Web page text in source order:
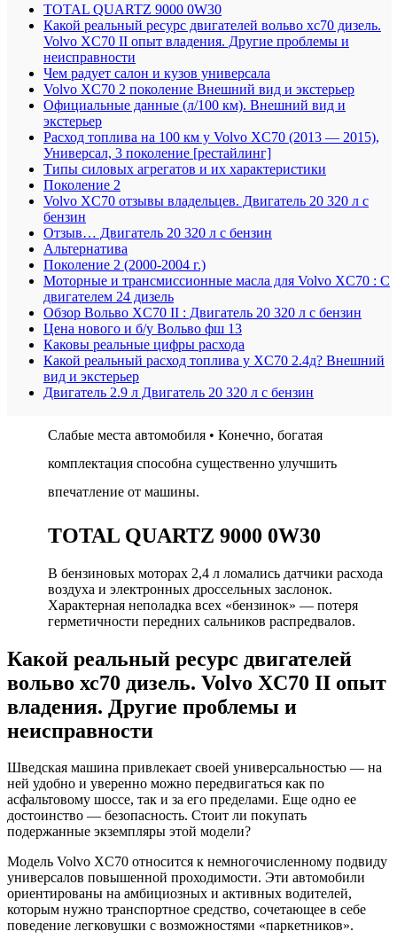
TOTAL QUARTZ 9000 0W30
Какой реальный ресурс двигателей вольво хс70 дизель.
Volvo XC70 II опыт владения. Другие проблемы и
неисправности
Чем радует салон и кузов универсала
Volvo XC70 2 поколение Внешний вид и экстерьер
Официальные данные (л/100 км). Внешний вид и
экстерьер
Расход топлива на 100 км у Volvo XC70 (2013 — 2015),
Универсал, 3 поколение [рестайлинг]
Типы силовых агрегатов и их характеристики
Поколение 2
Volvo XC70 отзывы владельцев. Двигатель 20 320 л с
бензин
Отзыв… Двигатель 20 320 л с бензин
Альтернатива
Поколение 2 (2000-2004 г.)
Моторные и трансмиссионные масла для Volvo XC70 : С
двигателем 24 дизель
Обзор Вольво XC70 II : Двигатель 20 320 л с бензин
Цена нового и б/у Вольво фш 13
Каковы реальные цифры расхода
Какой реальный расход топлива у XC70 2.4д? Внешний
вид и экстерьер
Двигатель 2.9 л Двигатель 20 320 л с бензин
Слабые места автомобиля • Конечно, богатая
комплектация способна существенно улучшить
впечатление от машины.
TOTAL QUARTZ 9000 0W30
В бензиновых моторах 2,4 л ломались датчики расхода
воздуха и электронных дроссельных заслонок.
Характерная неполадка всех «бензинок» — потеря
герметичности передних сальников распредвалов.
Какой реальный ресурс двигателей
вольво хс70 дизель. Volvo XC70 II опыт
владения. Другие проблемы и
неисправности
Шведская машина привлекает своей универсальностью — на
ней удобно и уверенно можно передвигаться как по
асфальтовому шоссе, так и за его пределами. Еще одно ее
достоинство — безопасность. Стоит ли покупать
подержанные экземпляры этой модели?
Модель Volvo XC70 относится к немногочисленному подвиду
универсалов повышенной проходимости. Эти автомобили
ориентированы на амбициозных и активных водителей,
которым нужно транспортное средство, сочетающее в себе
поведение легковушки с возможностями «паркетников».